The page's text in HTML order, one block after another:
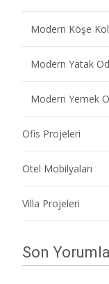
Modern Köşe
Modern Yatak
Modern Yemek
Ofis Projeleri
Otel Mobilyaları
Villa Projeleri
Son